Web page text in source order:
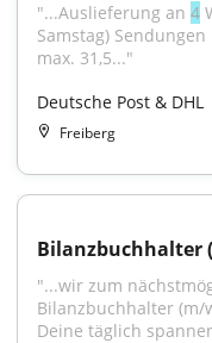
"...Auslieferung an 4
Samstag)
max. 31,5..."
Deutsche Post & DHL
Freiberg
Bilanzbuchhalter
"...wir zum
Bilanzbuchhalter (m/
Deine täglich